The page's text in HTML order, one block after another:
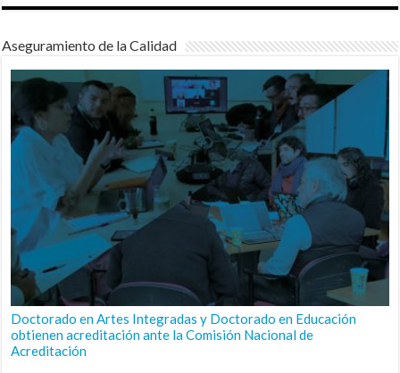
Aseguramiento de la Calidad
Doctorado en Artes Integradas y Doctorado en Educación
obtienen acreditación ante la Comisión Nacional de
Acreditación